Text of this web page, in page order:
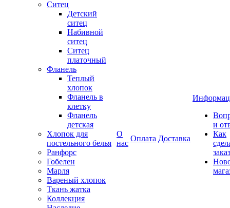
Ситец
Детский
ситец
Набивной
ситец
Ситец
платочный
Фланель
Теплый
хлопок
Фланель в
клетку
Фланель
детская
Хлопок для
постельного белья
Ранфорс
Гобелен
Марля
Вареный хлопок
Ткань жатка
Коллекция
О
нас
Оплата Доставка
и
Как
заказ